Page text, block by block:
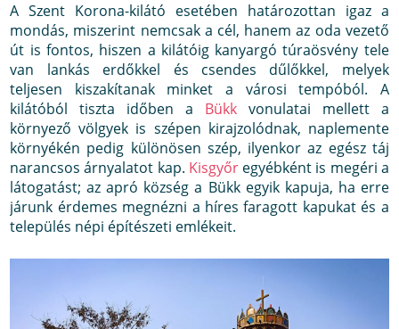
A Szent Korona-kilátó esetében határozottan igaz a
mondás, miszerint nemcsak a cél, hanem az oda vezető
út is fontos, hiszen a kilátóig kanyargó túraösvény tele
van lankás erdőkkel és csendes dűlőkkel, melyek
teljesen kiszakítanak minket a városi tempóból. A
kilátóból tiszta időben a Bükkvonulatai mellett a
környező völgyek is szépen kirajzolódnak, naplemente
környékén pedig különösen szép, ilyenkor az egész táj
narancsos árnyalatot kap. Kisgyőregyébként is megéri a
látogatást; az apró község a Bükk egyik kapuja, ha erre
járunk érdemes megnézni a híres faragott kapukat és a
település népi építészeti emlékeit.